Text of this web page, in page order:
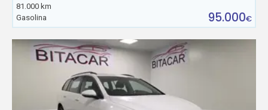
81.000 km
Gasolina
95.000€